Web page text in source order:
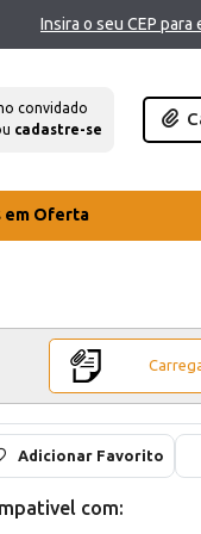
Insira o seu CEP
convidado
cadastre-se
em Oferta
Adicionar Favorito
com: